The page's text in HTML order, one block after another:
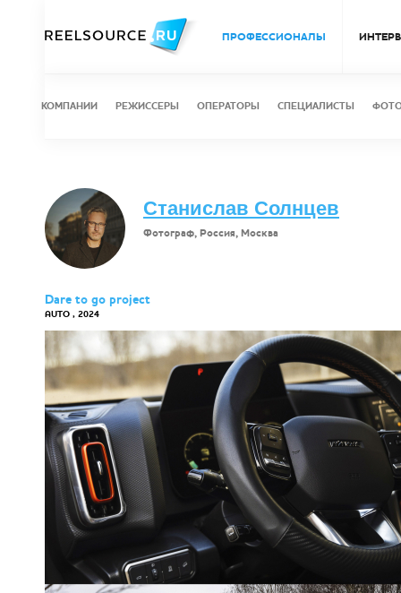
ПРОФЕССИОНАЛЫ
КОМПАНИИ РЕЖИССЕРЫ ОПЕРАТОРЫ СПЕЦИАЛИСТЫ
Станислав Солнцев
Фотограф, Россия, Москва
Dare to go project
AUTO , 2024